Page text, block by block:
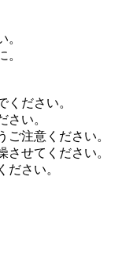
。
。
ください。
さい。
ご注意ください。
させてください。
ださい。